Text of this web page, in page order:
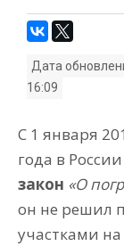
Дата
16:09
С 1 января
года в
закон «О
он не решил
участками